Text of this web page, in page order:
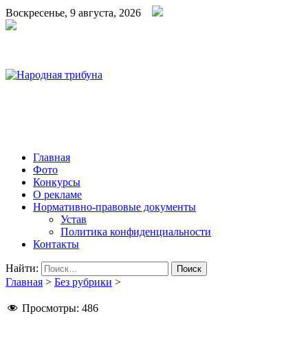
Воскресенье, 9 августа, 2026
Главная
Фото
Конкурсы
О рекламе
Нормативно-правовые документы
Устав
Политика конфиденциальности
Контакты
Найти:
Главная > Без рубрики >
Просмотры: 486